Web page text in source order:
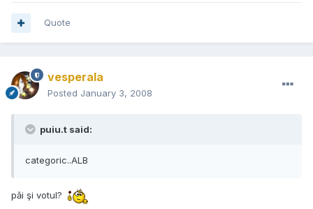
Quote
vesperala
Posted January 3, 2008
puiu.t said:
categoric..ALB
păi şi votul?